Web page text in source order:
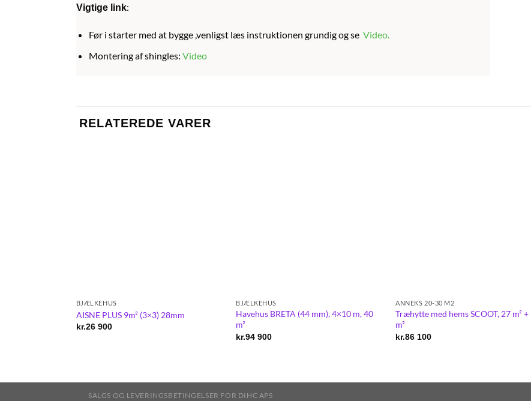
Vigtige link:
Før i starter med at bygge ,venligst læs instruktionen grundig og se Video.
Montering af shingles: Video
RELATEREDE VARER
BJÆLKEHUS
AISNE PLUS 9m² (3×3) 28mm
kr.26 900
BJÆLKEHUS
Havehus BRETA (44 mm), 4×10 m, 40
m²
kr.94 900
ANNEKS 20-30 M2
Træhytte med hems SCOOT, 27 m² +
m²
kr.86 100
SALGS OG LEVERINGSBETINGELSER FOR DIHC APS